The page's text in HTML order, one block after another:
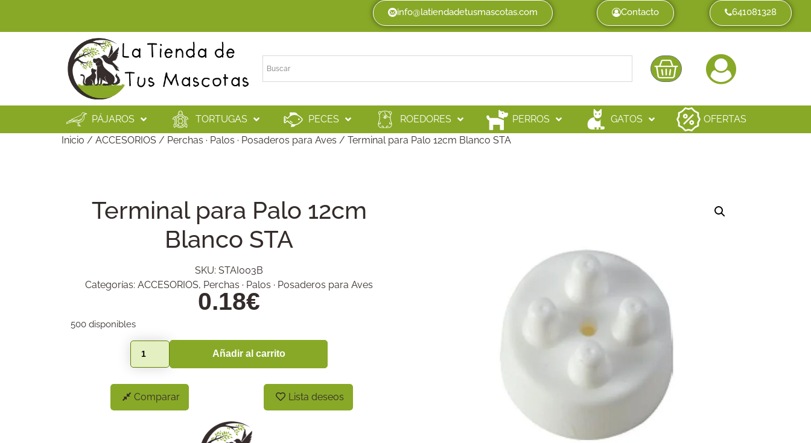
info@latiendadetusmascotas.com Contacto 641081328
PÁJAROS TORTUGAS PECES ROEDORES PERROS GATOS
OFERTAS
Inicio / ACCESORIOS / Perchas · Palos · Posaderos para Aves / Terminal para Palo 12cm Blanco STA
Terminal para Palo 12cm
Blanco STA
SKU: STAI003B
Categorías: ACCESORIOS, Perchas · Palos · Posaderos para Aves
0.18€
500 disponibles
Añadir al carrito
Comparar Lista deseos